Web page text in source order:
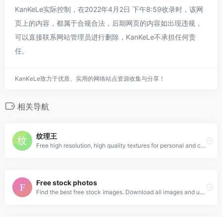
KanKeLe实际控制，在2022年4月2日 下午8:59收录时，该网
页上的内容，都属于合规合法，后期网页的内容如出现违规，
可以直接联系网站管理员进行删除，KanKeLe不承担任何责
任。
KanKeLe致力于优质、实用的网络站点资源收集与分享！
相关导航
纹理王
Free high resolution, high quality textures for personal and commercial use from TextureKing.
Free stock photos
Find the best free stock images. Download all images and use them in your projects.